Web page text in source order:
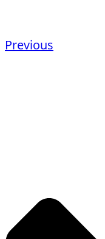
Previous